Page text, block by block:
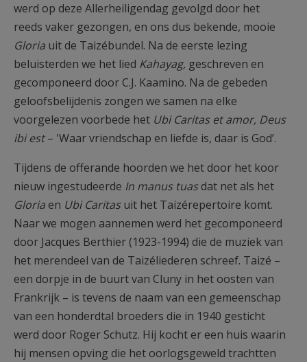
werd op deze Allerheiligendag gevolgd door het
reeds vaker gezongen, en ons dus bekende, mooie
Gloria uit de Taizébundel. Na de eerste lezing
beluisterden we het lied Kahayag, geschreven en
gecomponeerd door C.J. Kaamino. Na de gebeden
geloofsbelijdenis zongen we samen na elke
voorgelezen voorbede het Ubi Caritas et amor, Deus
ibi est– 'Waar vriendschap en liefde is, daar is God’.
Tijdens de offerande hoorden we het door het koor
nieuw ingestudeerde In manus tuasdat net als het
Gloriaen Ubi Caritasuit het Taizérepertoire komt.
Naar we mogen aannemen werd het gecomponeerd
door Jacques Berthier (1923-1994) die de muziek van
het merendeel van de Taizéliederen schreef. Taizé –
een dorpje in de buurt van Cluny in het oosten van
Frankrijk – is tevens de naam van een gemeenschap
van een honderdtal broeders die in 1940 gesticht
werd door Roger Schutz. Hij kocht er een huis waarin
hij mensen opving die het oorlogsgeweld trachtten